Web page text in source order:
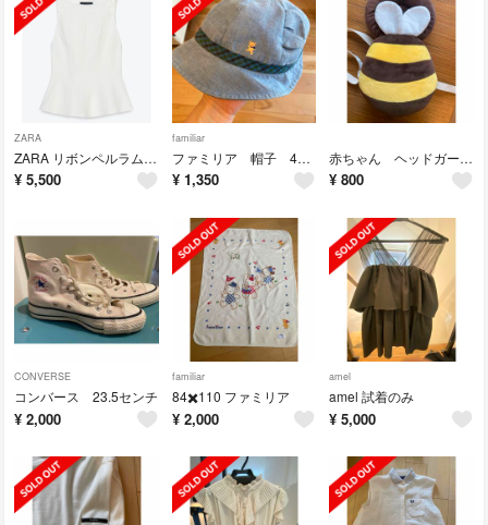
ZARA
ZARA リボンペルラムトップス
¥ 5,500
familiar
ファミリア 帽子 45〜47
¥ 1,350
赤ちゃん ヘッドガード はちさん
¥ 800
CONVERSE
コンバース 23.5センチ
¥ 2,000
familiar
84✖️110 ファミリア
¥ 2,000
amel
amel 試着のみ
¥ 5,000